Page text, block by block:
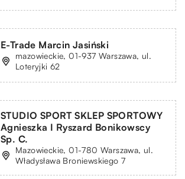
E-Trade Marcin Jasiński
mazowieckie, 01-937 Warszawa, ul.
Loteryjki 62
STUDIO SPORT SKLEP SPORTOWY
Agnieszka I Ryszard Bonikowscy
Sp. C.
Mazowieckie, 01-780 Warszawa, ul.
Władysława Broniewskiego 7